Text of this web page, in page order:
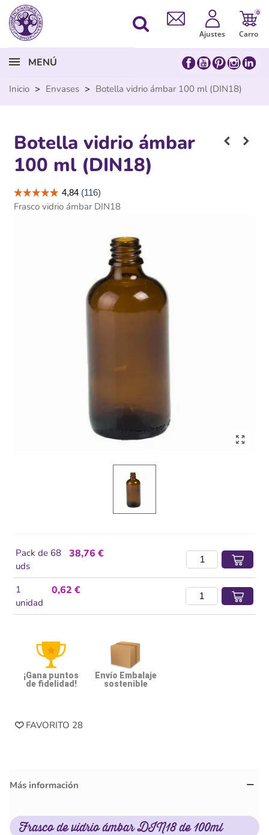
Ajustes
0
Carro
MENÚ
Inicio > Envases > Botella vidrio ámbar 100 ml (DIN18)
Botella vidrio ámbar
100 ml (DIN18)
Frasco vidrio ámbar DIN18
Pack de 68
uds
38,76 €
1
unidad
0,62 €
¡Gana puntos
de fidelidad!
Envío Embalaje
sostenible
FAVORITO 28
Más información
Frasco de vidrio ámbar DIN18 de 100ml